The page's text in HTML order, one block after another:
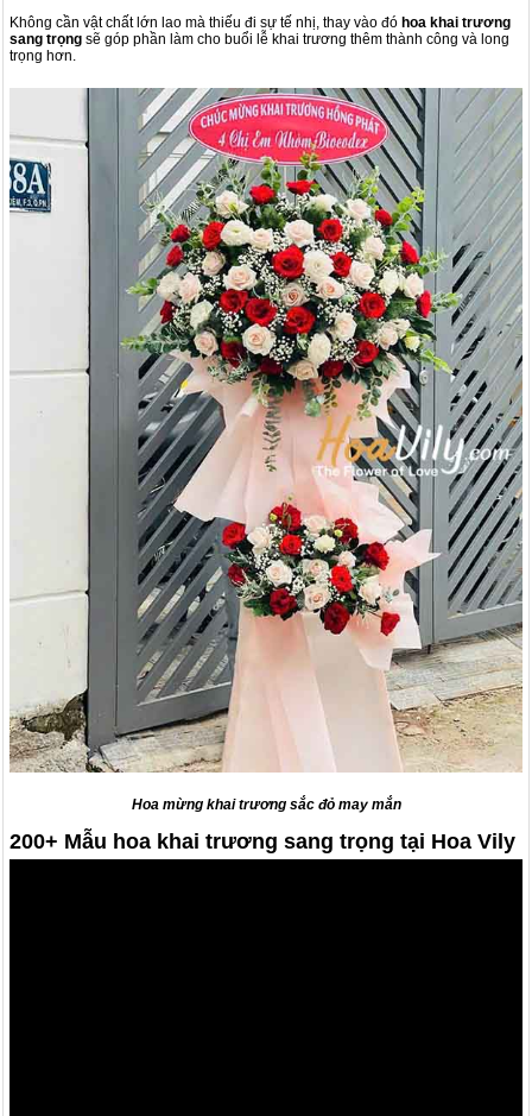
Không cần vật chất lớn lao mà thiếu đi sự tế nhị, thay vào đó hoa khai trương
sang trọng sẽ góp phần làm cho buổi lễ khai trương thêm thành công và long
trọng hơn.
Hoa mừng khai trương sắc đỏ may mắn
200+ Mẫu hoa khai trương sang trọng tại Hoa Vily